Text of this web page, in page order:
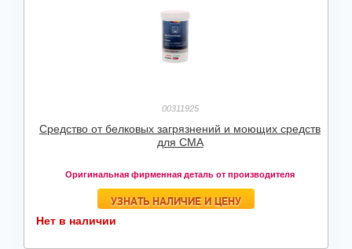
00311925
Средство от белковых загрязнений и моющих средств
для СМА
Оригинальная фирменная деталь от производителя
УЗНАТЬ НАЛИЧИЕ И ЦЕНУ
Нет в наличии